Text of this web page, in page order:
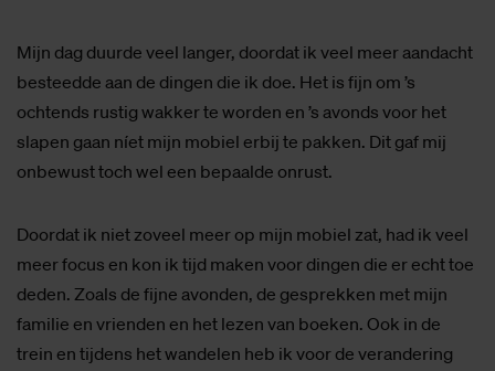
Mijn dag duurde veel langer, doordat ik veel meer aandacht
besteedde aan de dingen die ik doe. Het is fijn om ’s
ochtends rustig wakker te worden en ’s avonds voor het
slapen gaan níet mijn mobiel erbij te pakken. Dit gaf mij
onbewust toch wel een bepaalde onrust.
Doordat ik niet zoveel meer op mijn mobiel zat, had ik veel
meer focus en kon ik tijd maken voor dingen die er echt toe
deden. Zoals de fijne avonden, de gesprekken met mijn
familie en vrienden en het lezen van boeken. Ook in de
trein en tijdens het wandelen heb ik voor de verandering